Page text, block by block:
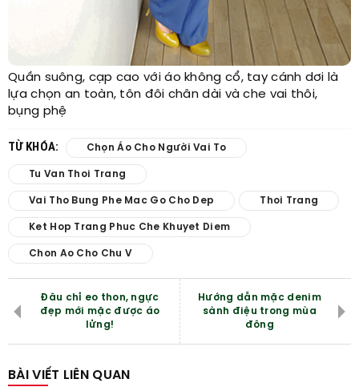
Quần suông, cạp cao với áo không cổ, tay cánh dơi là
lựa chọn an toàn, tôn đôi chân dài và che vai thôi,
bụng phệ
TỪ KHÓA: Chọn Áo Cho Người Vai To
Tu Van Thoi Trang
Vai Tho Bung Phe Mac Go Cho Dep Thoi Trang
Ket Hop Trang Phuc Che Khuyet Diem
Chon Ao Cho Chu V
Đâu chỉ eo thon, ngực
đẹp mới mặc được áo
lửng!
Hướng dẫn mặc denim
sành điệu trong mùa
đông
BÀI VIẾT LIÊN QUAN